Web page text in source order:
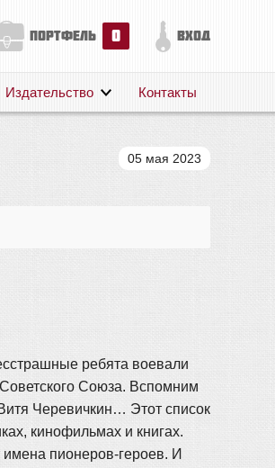
портфель 0 вход
Публикации
Издательство Контакты
05 мая 2023
ребята воевали
Союза. Вспомним
Черевичкин… Этот список
кинофильмах и книгах.
пионеров-героев. И